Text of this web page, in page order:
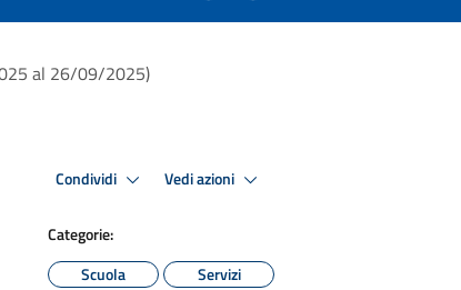
al 26/09/2025)
Condividi Vedi azioni
Categorie:
Scuola
Servizi